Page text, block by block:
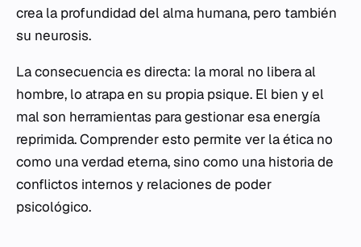
crea la profundidad del alma humana, pero también
su neurosis.
La consecuencia es directa: la moral no libera al
hombre, lo atrapa en su propia psique. El bien y el
mal son herramientas para gestionar esa energía
reprimida. Comprender esto permite ver la ética no
como una verdad eterna, sino como una historia de
conflictos internos y relaciones de poder
psicológico.